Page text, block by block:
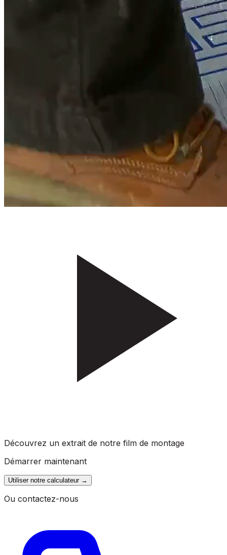
Découvrez un extrait de notre film de montage
Démarrer maintenant
Utiliser notre calculateur→
Ou contactez-nous